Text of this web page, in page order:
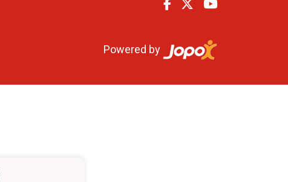
Powered by